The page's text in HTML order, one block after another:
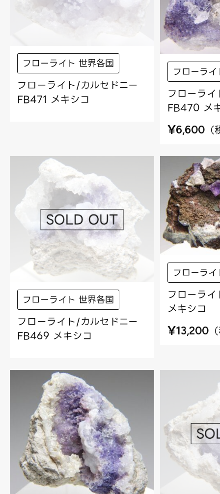
フローライト 世界各国
フローライト/カルセドニー
FB471 メキシコ
フローラ
フローラ
FB470 メ
¥6,600 （
フローライト 世界各国
フローライト/カルセドニー
FB469 メキシコ
フローラ
フローラ
メキシコ
¥13,200 （